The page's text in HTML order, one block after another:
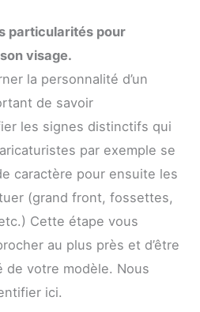
particularités pour
visage.
la personnalité d’un
de savoir
les signes distinctifs qui
par exemple se
caractère pour ensuite les
(grand front, fossettes,
Cette étape vous
au plus près et d’être
de votre modèle. Nous
ici.